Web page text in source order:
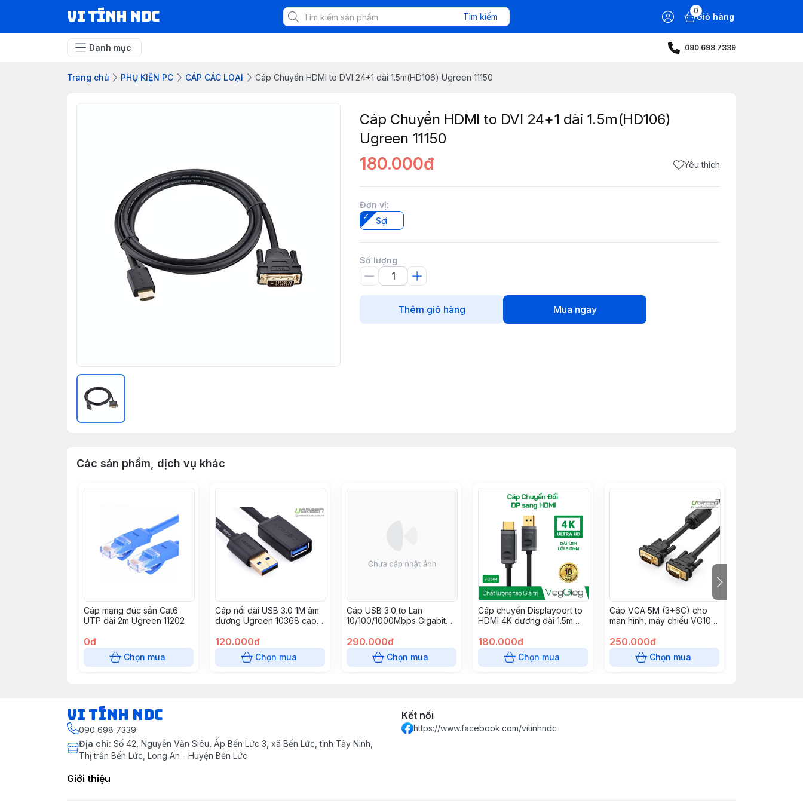
VI TÍNH NDC Tìm kiếm
0
Giỏ hàng
Danh mục 090 698 7339
Trang chủ PHỤ KIỆN PC CÁP CÁC LOẠI Cáp Chuyển HDMI to DVI 24+1 dài 1.5m(HD106) Ugreen 11150
Cáp Chuyển HDMI to DVI 24+1 dài 1.5m(HD106)
Ugreen 11150
180.000đ Yêu thích
Đơn vị:
Sợi
Số lượng
Thêm giỏ hàng Mua ngay
Các sản phẩm, dịch vụ khác
Cáp mạng đúc sẵn Cat6
UTP dài 2m Ugreen 11202
0đ
Chọn mua
Cáp nối dài USB 3.0 1M âm
dương Ugreen 10368 cao
120.000đ
Chọn mua
Cáp USB 3.0 to Lan
10/100/1000Mbps Gigabit
nhôm cao cấp
290.000đ
Chọn mua
Cáp chuyển Displayport to
HDMI 4K dương dài 1.5m
180.000đ
Chọn mua
Cáp VGA 5M (3+6C) cho
màn hình, máy chiếu VG101
250.000đ
Chọn mua
VI TÍNH NDC
090 698 7339
Địa chỉ: Số 42, Nguyễn Văn Siêu, Ấp Bến Lức 3, xã Bến Lức, tỉnh Tây Ninh,
Thị trấn Bến Lức, Long An - Huyện Bến Lức
Kết nối
https://www.facebook.com/vitinhndc
Giới thiệu